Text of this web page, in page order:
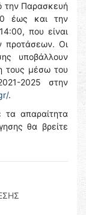
την Παρασκευή
έως και την
που είναι
προτάσεων. Οι
υποβάλλουν
τους μέσω του
2025 στην
.
τα απαραίτητα
θα βρείτε